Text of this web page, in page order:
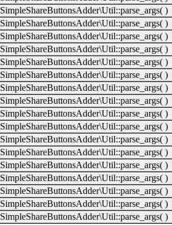
SimpleShareButtonsAdder\Util::parse_args( )
SimpleShareButtonsAdder\Util::parse_args( )
SimpleShareButtonsAdder\Util::parse_args( )
SimpleShareButtonsAdder\Util::parse_args( )
SimpleShareButtonsAdder\Util::parse_args( )
SimpleShareButtonsAdder\Util::parse_args( )
SimpleShareButtonsAdder\Util::parse_args( )
SimpleShareButtonsAdder\Util::parse_args( )
SimpleShareButtonsAdder\Util::parse_args( )
SimpleShareButtonsAdder\Util::parse_args( )
SimpleShareButtonsAdder\Util::parse_args( )
SimpleShareButtonsAdder\Util::parse_args( )
SimpleShareButtonsAdder\Util::parse_args( )
SimpleShareButtonsAdder\Util::parse_args( )
SimpleShareButtonsAdder\Util::parse_args( )
SimpleShareButtonsAdder\Util::parse_args( )
SimpleShareButtonsAdder\Util::parse_args( )